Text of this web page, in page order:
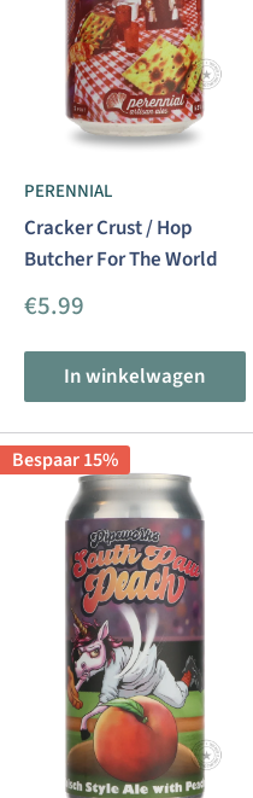
PERENNIAL
Cracker Crust / Hop
Butcher For The World
Aanbiedingsprijs
€5.99
In winkelwagen
Bespaar 15%